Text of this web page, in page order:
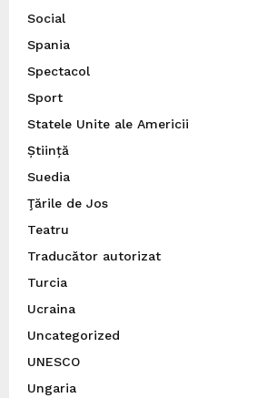
Social
Spania
Spectacol
Sport
Statele Unite ale Americii
Știință
Suedia
Ţările de Jos
Teatru
Traducător autorizat
Turcia
Ucraina
Uncategorized
UNESCO
Ungaria